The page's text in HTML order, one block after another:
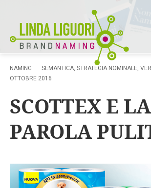
NAMING SEMANTICA, STRATEGIA NOMINALE,
OTTOBRE 2016
SCOTTEX E LA
PAROLA